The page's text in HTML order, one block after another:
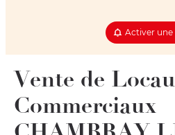
Activer une
Vente de
Commerciaux